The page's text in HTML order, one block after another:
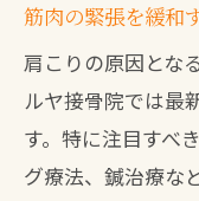
筋肉の緊張を緩和
肩こりの原因とな
ルヤ接骨院では最
す。特に注目すべ
グ療法、鍼治療な